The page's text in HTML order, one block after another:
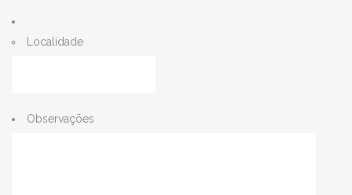
Localidade
Observações